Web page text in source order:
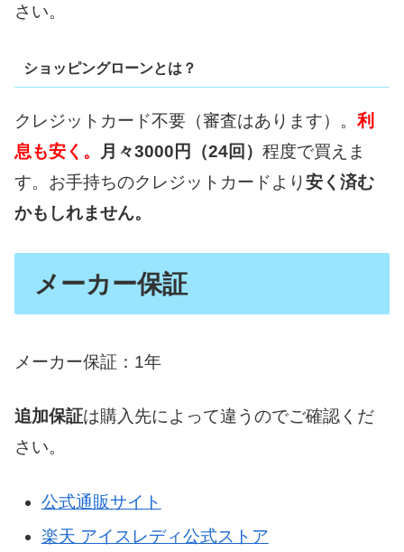
さい。
ショッピングローンとは？
クレジットカード不要（審査はあります）。利
息も安く。
月々3000円（24回） 程度で買えま
す。お手持ちのクレジットカードより安く済む
かもしれません。
メーカー保証
メーカー保証：1年
追加保証は購入先によって違うのでご確認くだ
さい。
公式通販サイト
楽天 アイスレディ公式ストア